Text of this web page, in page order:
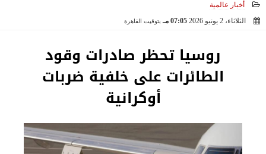
أخبار عالمية
الثلاثاء، 2 يونيو 2026
07:05 مـ بتوقيت القاهرة
روسيا تحظر صادرات وقود
الطائرات على خلفية ضربات
أوكرانية